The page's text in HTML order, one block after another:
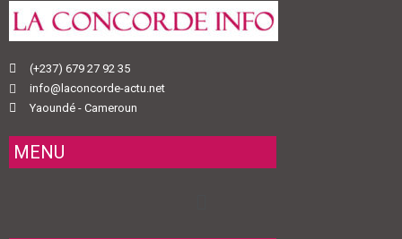
(+237) 679 27 92 35
info@laconcorde-actu.net
Yaoundé - Cameroun
MENU